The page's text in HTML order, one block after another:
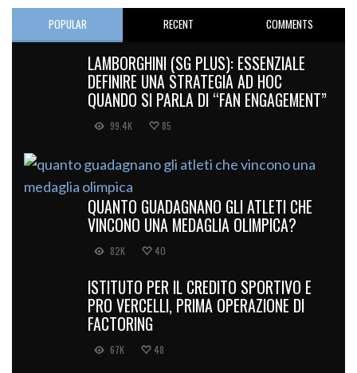
POPULAR RECENT COMMENTS
LAMBORGHINI (SG PLUS): ESSENZIALE
DEFINIRE UNA STRATEGIA AD HOC
QUANDO SI PARLA DI “FAN ENGAGEMENT”
99.4K 85
QUANTO GUADAGNANO GLI ATLETI CHE
VINCONO UNA MEDAGLIA OLIMPICA?
82K 40
ISTITUTO PER IL CREDITO SPORTIVO E
PRO VERCELLI, PRIMA OPERAZIONE DI
FACTORING
67K 48